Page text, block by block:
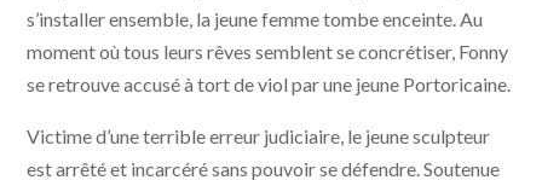
s’installer ensemble, la jeune femme tombe enceinte. Au
moment où tous leurs rêves semblent se concrétiser, Fonny
se retrouve accusé à tort de viol par une jeune Portoricaine.
Victime d’une terrible erreur judiciaire, le jeune sculpteur
est arrêté et incarcéré sans pouvoir se défendre. Soutenue